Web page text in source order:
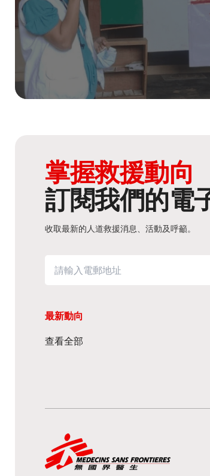
掌握救援動向
訂閱我們的電
收取最新的人道救援消息、活動及呼籲。
最新動向
查看全部